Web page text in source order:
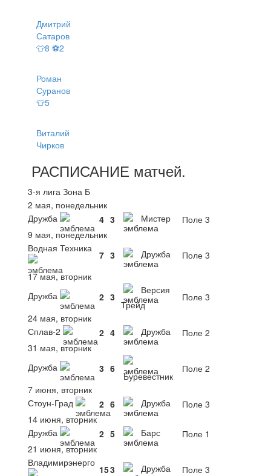
Дмитрий
Сатаров
👕8 ⚽2
Роман
Суранов
👕5
Виталий
Чирков
РАСПИСАНИЕ матчей.
3-я лига Зона Б
2 мая, понедельник
Дружба
4 3 Мистер
Поле 3
9 мая, понедельник
Водная Техника
7 3 Дружба
Поле 3
17 мая, вторник
Дружба
2 3
Версия
Трейд
Поле 3
24 мая, вторник
Сплав-2
2 4 Дружба
Поле 2
31 мая, вторник
Дружба
3 6
Буревестник
Поле 2
7 июня, вторник
Стоун-Град
2 6 Дружба
Поле 3
14 июня, вторник
Дружба
2 5 Барс
Поле 1
21 июня, вторник
Владимирэнерго
153 Дружба
Поле 3